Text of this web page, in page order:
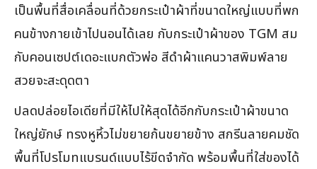
เป็นพื้นที่สื่อเคลื่อนที่ด้วยกระเป๋าผ้าที่ขนาดใหญ่แบบที่พก
คนข้างกายเข้าไปนอนได้เลย กับกระเป๋าผ้าของ TGM สม
กับคอนเซปต์เดอะแบกตัวพ่อ สีดำผ้าแคนวาสพิมพ์ลาย
สวยจะสะดุดตา
ปลดปล่อยไอเดียที่มีให้ไปให้สุดได้อีกกับกระเป๋าผ้าขนาด
ใหญ่ยักษ์ ทรงหูหิ้วไม่ขยายก้นขยายข้าง สกรีนลายคมชัด
พื้นที่โปรโมทแบรนด์แบบไร้ขีดจำกัด พร้อมพื้นที่ใส่ของได้